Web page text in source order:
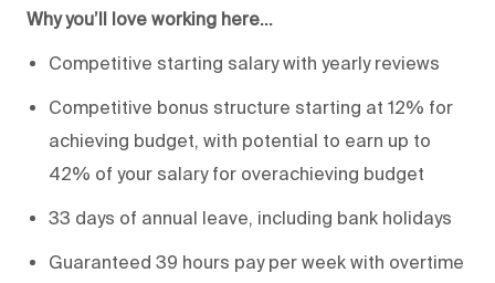
Why you’ll love working here…
Competitive starting salary with yearly reviews
Competitive bonus structure starting at 12% for
achieving budget, with potential to earn up to
42% of your salary for overachieving budget
33 days of annual leave, including bank holidays
Guaranteed 39 hours pay per week with overtime